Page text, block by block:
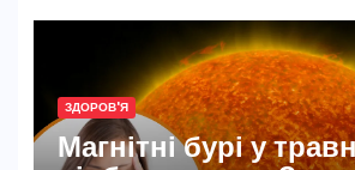
ЗДОРОВ'Я
Магнітні бурі у